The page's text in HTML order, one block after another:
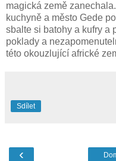
magická země
kuchyně a město Gede
sbalte si batohy a kufry a
poklady a
této okouzlující africké
Sdílet
‹